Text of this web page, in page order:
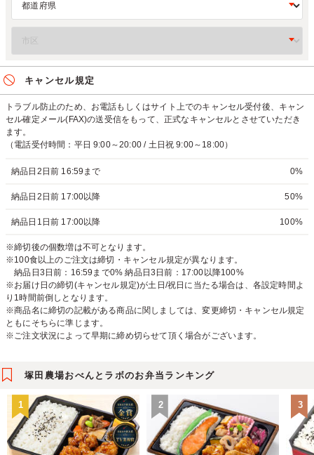
キャンセル規定
トラブル防止のため、お電話もしくはサイト上でのキャンセル受付後、キャン
セル確定メール(FAX)の送受信をもって、正式なキャンセルとさせていただき
ます。
（電話受付時間：平日 9:00～20:00 / 土日祝 9:00～18:00）
納品日2日前 16:59まで 0%
納品日2日前 17:00以降 50%
納品日1日前 17:00以降 100%
※締切後の個数増は不可となります。
※100食以上のご注文は締切・キャンセル規定が異なります。
納品日3日前：16:59まで0% 納品日3日前：17:00以降100%
※お届け日の締切(キャンセル規定)が土日/祝日に当たる場合は、各設定時間よ
り1時間前倒しとなります。
※商品名に締切の記載がある商品に関しましては、変更締切・キャンセル規定
ともにそちらに準じます。
※ご注文状況によって早期に締め切らせて頂く場合がございます。
塚田農場おべんとラボのお弁当ランキング
1 2 3